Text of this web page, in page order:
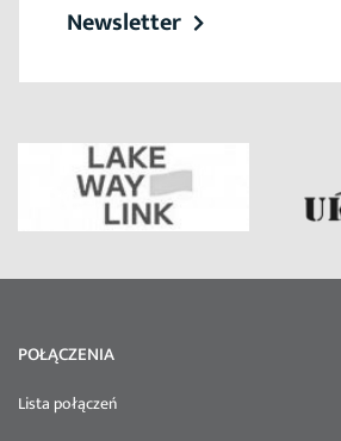
Newsletter
POŁĄCZENIA
Lista połączeń